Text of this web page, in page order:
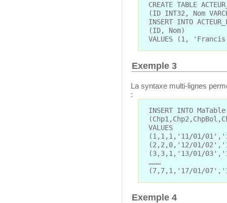
CREATE TABLE
(ID INT32, Nom
INSERT INTO
(ID, Nom)
VALUES (1,
Exemple 3
La syntaxe multi-lignes
:
INSERT INTO MaTable
VALUES
(1,1,1,'11/01/
(2,2,0,'12/01/
(3,3,1,'13/01/
………
(7,7,1,'17/01/
Exemple 4